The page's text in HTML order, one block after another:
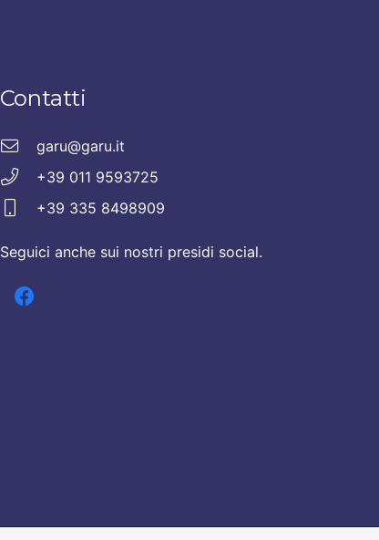
Contatti
garu@garu.it
+39 011 9593725
+39 335 8498909
Seguici anche sui nostri presidi social.